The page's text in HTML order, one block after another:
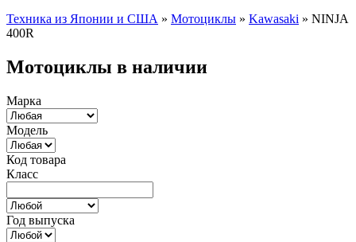
Техника из Японии и США » Мотоциклы » Kawasaki » NINJA
400R
Мотоциклы в наличии
Марка
Модель
Код товара
Класс
Год выпуска